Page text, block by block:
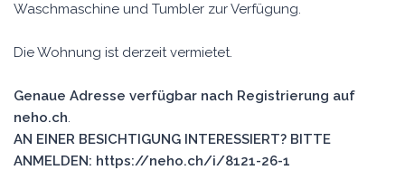
Waschmaschine und Tumbler zur Verfügung.
Die Wohnung ist derzeit vermietet.
Genaue Adresse verfügbar nach Registrierung auf
neho.ch.
AN EINER BESICHTIGUNG INTERESSIERT? BITTE
ANMELDEN: https://neho.ch/i/8121-26-1